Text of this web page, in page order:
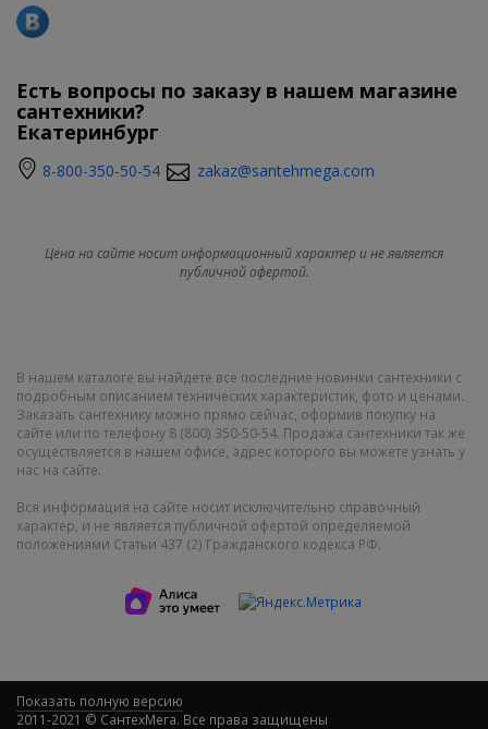
Есть вопросы по заказу в нашем магазине
сантехники?
Екатеринбург
8-800-350-50-54 zakaz@santehmega.com
Цена на сайте носит информационный характер и не является
публичной офертой.
В нашем каталоге вы найдете все последние новинки сантехники с
подробным описанием технических характеристик, фото и ценами.
Заказать сантехнику можно прямо сейчас, оформив покупку на
сайте или по телефону 8 (800) 350-50-54. Продажа сантехники так же
осуществляется в нашем офисе, адрес которого вы можете узнать у
нас на сайте.
Вся информация на сайте носит исключительно справочный
характер, и не является публичной офертой определяемой
положениями Статьи 437 (2) Гражданского кодекса РФ.
Показать полную версию
2011-2021 © СантехМега. Все права защищены